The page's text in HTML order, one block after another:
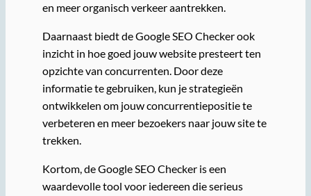
en meer organisch verkeer aantrekken.
Daarnaast biedt de Google SEO Checker ook
inzicht in hoe goed jouw website presteert ten
opzichte van concurrenten. Door deze
informatie te gebruiken, kun je strategieën
ontwikkelen om jouw concurrentiepositie te
verbeteren en meer bezoekers naar jouw site te
trekken.
Kortom, de Google SEO Checker is een
waardevolle tool voor iedereen die serieus